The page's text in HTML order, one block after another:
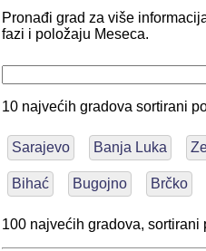
Pronađi grad za više
fazi i položaju Meseca.
10 najvećih gradova sortirani
Sarajevo Banja Luka
Bihać Bugojno Brčko
100 najvećih gradova, sortirani